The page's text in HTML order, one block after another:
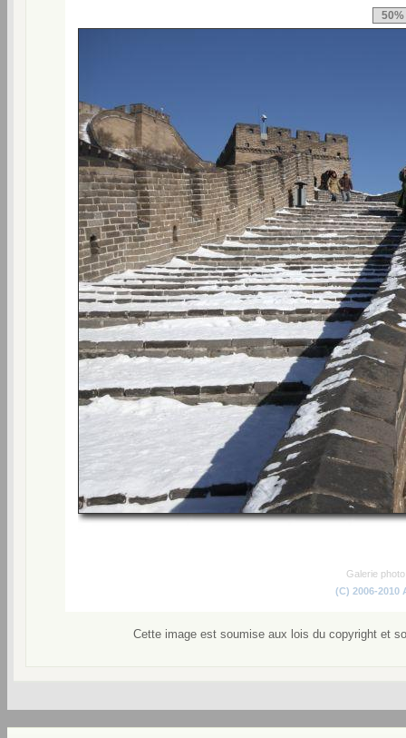
Galerie
(C) 2006-2010
Cette image est soumise aux lois du copyright et